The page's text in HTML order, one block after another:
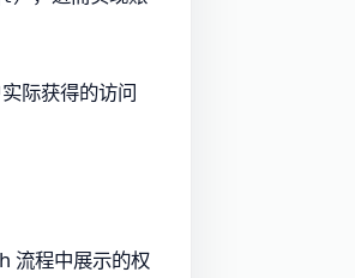
际获得的访问
流程中展示的权